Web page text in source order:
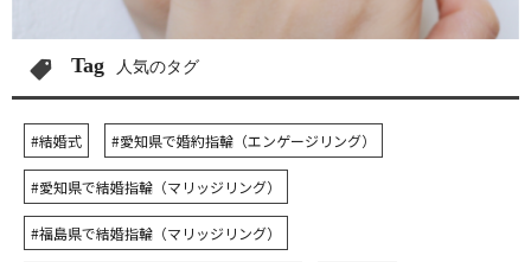
Tag 人気のタグ
#結婚式 #愛知県で婚約指輪（エンゲージリング）
#愛知県で結婚指輪（マリッジリング）
#福島県で結婚指輪（マリッジリング）